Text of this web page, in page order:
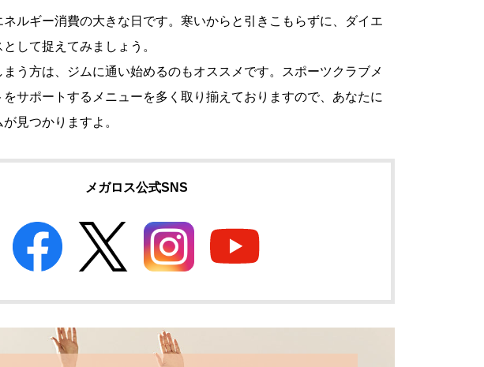
ルギー消費の大きな日です。寒いからと引きこもらずに、ダイエ
して捉えてみましょう。
う方は、ジムに通い始めるのもオススメです。スポーツクラブメ
サポートするメニューを多く取り揃えておりますので、あなたに
見つかりますよ。
メガロス公式SNS